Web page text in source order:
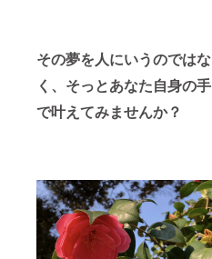
その夢を人にいうのではな
く、そっとあなた自身の手
で叶えてみませんか？